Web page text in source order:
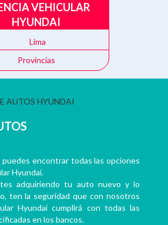
VEHICULAR
HYUNDAI
Lima
Provincias
puedes encontrar todas las opciones
Hyundai.
adquiriendo tu auto nuevo y lo
ten la seguridad que con nosotros
Hyundai cumplirá con todas las
en los bancos.